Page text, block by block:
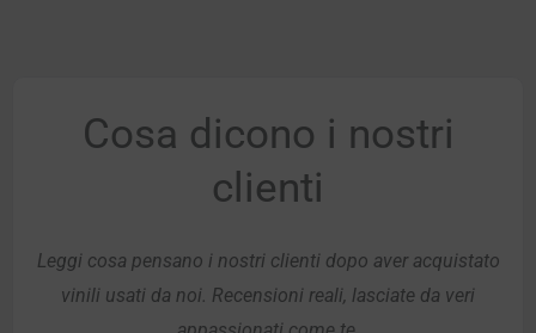
Cosa dicono i nostri
clienti
Leggi cosa pensano i nostri clienti dopo aver acquistato
vinili usati da noi. Recensioni reali, lasciate da veri